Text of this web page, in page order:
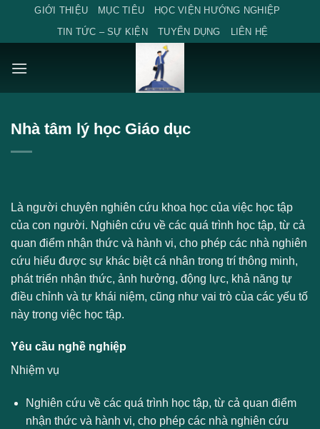
content
GIỚI THIỆU MỤC TIÊU
HỌC VIỆN HƯỚNG NGHIỆP
TIN TỨC – SỰ KIỆN
TUYỂN DỤNG LIÊN HỆ
Nhà tâm lý học Giáo dục
Là người chuyên nghiên cứu khoa học của việc học tập
của con người. Nghiên cứu về các quá trình học tập, từ cả
quan điểm nhận thức và hành vi, cho phép các nhà nghiên
cứu hiểu được sự khác biệt cá nhân trong trí thông minh,
phát triển nhận thức, ảnh hưởng, động lực, khả năng tự
điều chỉnh và tự khái niệm, cũng như vai trò của các yếu tố
này trong việc học tập.
Yêu cầu nghề nghiệp
Nhiệm vụ
Nghiên cứu về các quá trình học tập, từ cả quan điểm
nhận thức và hành vi, cho phép các nhà nghiên cứu